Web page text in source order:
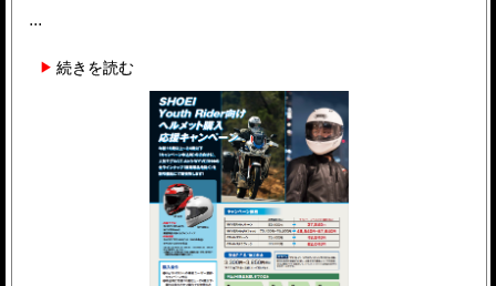
...
続きを読む